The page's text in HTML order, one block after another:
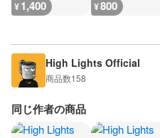
¥1,400 ¥800
High Lights Official
商品数158
同じ作者の商品